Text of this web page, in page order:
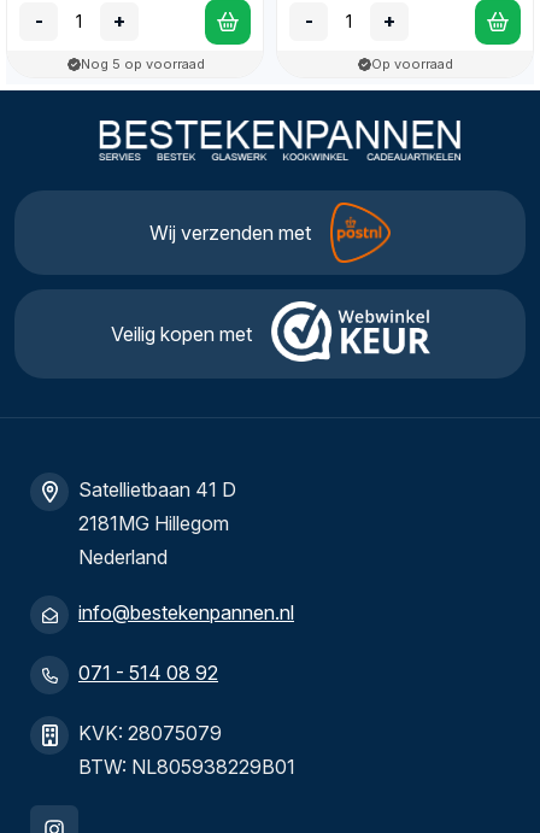
- +
Nog 5 op voorraad
- +
Op voorraad
Wij verzenden met
Veilig kopen met
Satellietbaan 41 D
2181MG Hillegom
Nederland
info@bestekenpannen.nl
071 - 514 08 92
KVK: 28075079
BTW: NL805938229B01